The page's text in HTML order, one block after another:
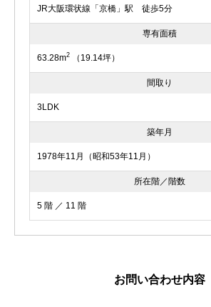
JR大阪環状線「京橋」駅 徒歩5分
専有面積
63.28m2 （19.14坪）
間取り
3LDK
築年月
1978年11月（昭和53年11月）
所在階／階数
5 階 ／ 11 階
お問い合わせ内容